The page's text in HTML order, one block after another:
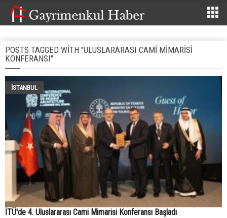
POSTS TAGGED WITH "ULUSLARARASI CAMI MIMARISI
KONFERANSI"
İSTANBUL
İTÜ'de 4. Uluslararası Cami Mimarisi Konferansı Başladı